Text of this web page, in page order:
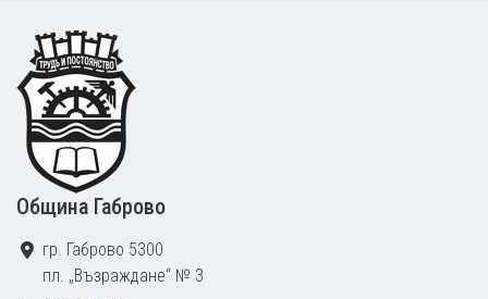
Footer
Община Габрово
гр. Габрово 5300
пл. „Възраждане“ № 3